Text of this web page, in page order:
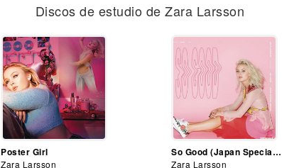
Discos de estudio de Zara Larsson
Poster Girl
Zara Larsson
So Good (Japan Special Edition)
Zara Larsson